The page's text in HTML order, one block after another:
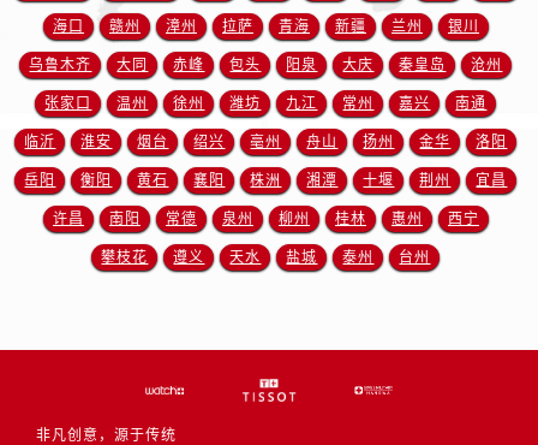
江西省萍乡市安源区萍安北大道与康庄路交叉口售后服务中心（需提前预约）
江西省上饶市信州区滨江西路售后服务中心（需提前预约）
江西省新余市渝水区北湖西路售后服务中心（需提前预约）
江西省宜春市袁州区中山中路售后服务中心（需提前预约）
江西省鹰潭市月湖区胜利东路售后服务中心（需提前预约）
山东省德州市德城区东风中路售后服务中心（需提前预约）
山东省东营市东营区济南路售后服务中心（需提前预约）
海口 赣州 漳州 拉萨 青海 新疆 兰州 银川
乌鲁木齐 大同 赤峰 包头 阳泉 大庆 秦皇岛 沧州
张家口 温州 徐州 潍坊 九江 常州 嘉兴 南通
临沂 淮安 烟台 绍兴 亳州 舟山 扬州 金华 洛阳
岳阳 衡阳 黄石 襄阳 株洲 湘潭 十堰 荆州 宜昌
许昌 南阳 常德 泉州 柳州 桂林 惠州 西宁
攀枝花 遵义 天水 盐城 泰州 台州
非凡创意，源于传统